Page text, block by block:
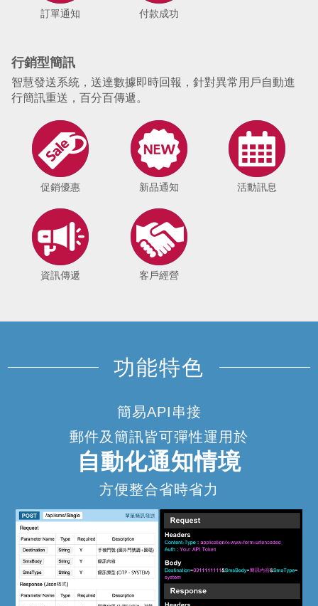
訂單通知 付款成功
行銷型簡訊
智慧發送系統，送達數據即時回報，針對異常用戶自動進
行簡訊重送，百分百傳遞。
促銷優惠 新品通知 活動訊息
資訊傳遞 客戶經營
功能特色
簡易API串接
郵件及簡訊皆可彈性運用於
自動化通知情境
方便整合省時省力